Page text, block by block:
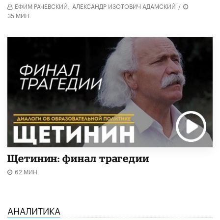
ЕФИМ РАЧЕВСКИЙ, АЛЕКСАНДР ИЗОТОВИЧ АДАМСКИЙ /
35 МИН.
Щетинин: финал трагедии
62 МИН.
АНАЛИТИКА